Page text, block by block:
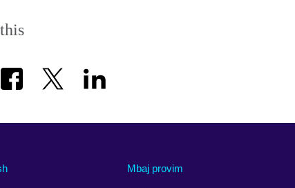
Mbaj provim